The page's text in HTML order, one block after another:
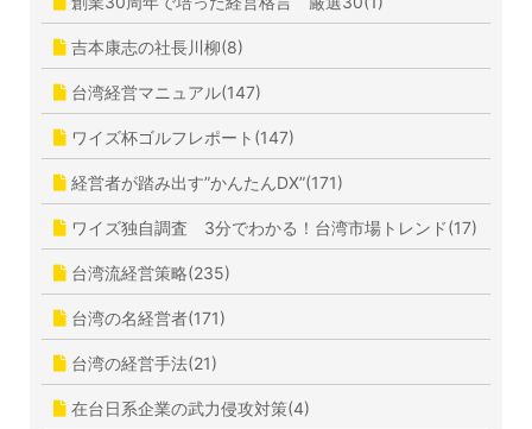
吉本康志の社長川柳(8)
台湾経営マニュアル(147)
ワイズ杯ゴルフレポート(147)
経営者が踏み出す”かんたんDX”(171)
ワイズ独自調査 3分でわかる！台湾市場トレンド(17)
台湾流経営策略(235)
台湾の名経営者(171)
台湾の経営手法(21)
在台日系企業の武力侵攻対策(4)